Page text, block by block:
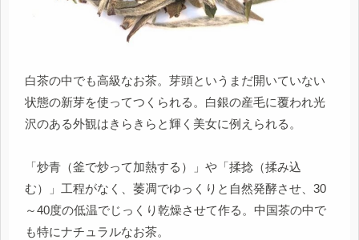
白茶の中でも高級なお茶。芽頭というまだ開いていない
状態の新芽を使ってつくられる。白銀の産毛に覆われ光
沢のある外観はきらきらと輝く美女に例えられる。
「炒青（釜で炒って加熱する）」や「揉捻（揉み込
む）」工程がなく、萎凋でゆっくりと自然発酵させ、30
～40度の低温でじっくり乾燥させて作る。中国茶の中で
も特にナチュラルなお茶。